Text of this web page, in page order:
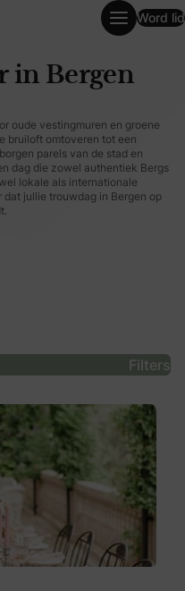
Word lid
in Bergen
oude vestingmuren en groene
bruiloft omtoveren tot een
parels van de stad en
dag die zowel authentiek Bergs
lokale als internationale
jullie trouwdag in Bergen op
Filters